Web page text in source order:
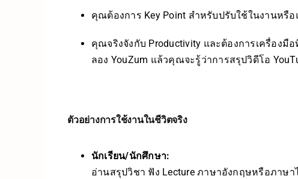
คุณต้องการ Key Point สำหรับปรับใช้ในงานหรื
คุณจริงจังกับ Productivity และต้องการเครื่องมือ
ลอง YouZum แล้วคุณจะรู้ว่าการสรุปวิดีโอ
ตัวอย่างการใช้งานในชีวิตจริง
นักเรียน/นักศึกษา:
อ่านสรุปวิชา ฟัง Lecture ภาษาอังกฤษหรือภา